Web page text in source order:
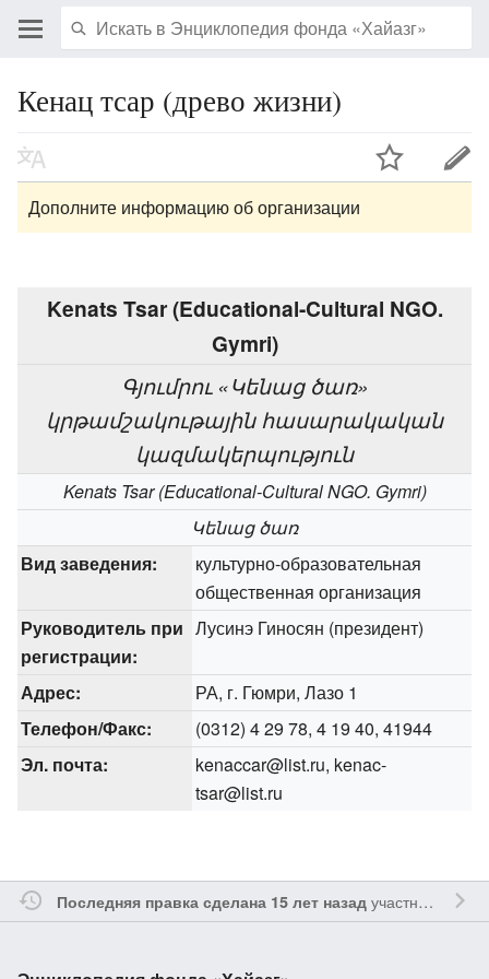
Кенац тсар (древо жизни)
Дополните информацию об организации
Kenats Tsar (Educational-Cultural NGO.
Gymri)
Գյումրու «Կենաց ծառ»
կրթամշակութային հասարակական
կազմակերպություն
Kenats Tsar (Educational-Cultural NGO. Gymri)
Կենաց ծառ
Вид заведения:
культурно-образовательная
общественная организация
Руководитель при
регистрации:
Лусинэ Гиносян (президент)
Адрес:
РА, г. Гюмри, Лазо 1
Телефон/Факс:
(0312) 4 29 78, 4 19 40, 41944
Эл. почта:
kenaccar@list.ru, kenac-
tsar@list.ru
Последняя правка сделана 15 лет назадучастником